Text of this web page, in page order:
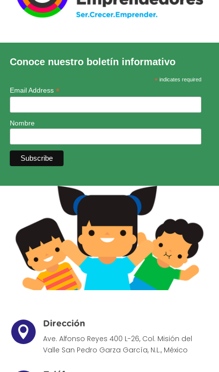
Conoce nuestro boletín informativo
*indicates required
Email Address *
Nombre

Dirección
Ave. Alfonso Reyes 400 L-26, Col. Misión del
Valle San Pedro Garza García, N.L., México